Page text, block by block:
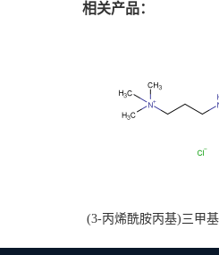
相关产品：
(3-丙烯酰胺丙基)三甲